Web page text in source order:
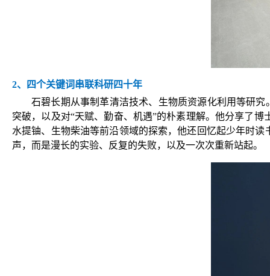
2、四个关键词串联科研四十年
石碧长期从事制革清洁技术、生物质资源化利用等研
突破，以及对“天赋、勤奋、机遇”的朴素理解。他分享了
水提铀、生物柴油等前沿领域的探索，他还回忆起少年时
声，而是漫长的实验、反复的失败，以及一次次重新站起。